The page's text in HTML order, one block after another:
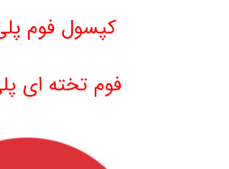
کپسول فوم
فوم تخته ای